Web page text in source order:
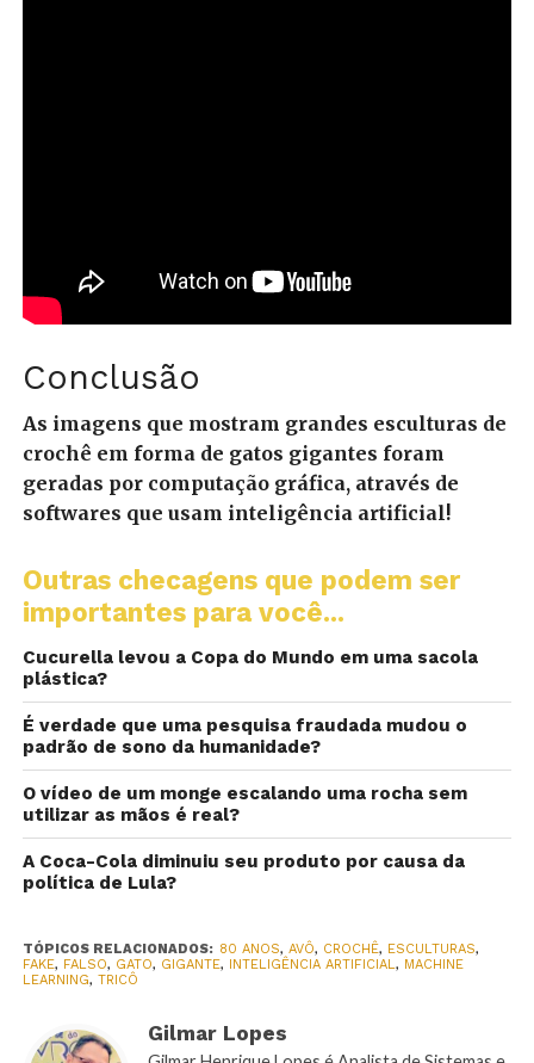
Conclusão
As imagens que mostram grandes esculturas de
crochê em forma de gatos gigantes foram
geradas por computação gráfica, através de
softwares que usam inteligência artificial!
Outras checagens que podem ser
importantes para você...
Cucurella levou a Copa do Mundo em uma sacola
plástica?
É verdade que uma pesquisa fraudada mudou o
padrão de sono da humanidade?
O vídeo de um monge escalando uma rocha sem
utilizar as mãos é real?
A Coca-Cola diminuiu seu produto por causa da
política de Lula?
TÓPICOS RELACIONADOS: 80 ANOS, AVÔ, CROCHÊ, ESCULTURAS,
FAKE, FALSO, GATO, GIGANTE, INTELIGÊNCIA ARTIFICIAL, MACHINE
LEARNING, TRICÔ
Gilmar Lopes